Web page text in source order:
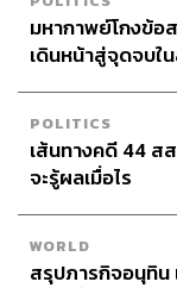
วันมูหะมัดนอร์ ก
รัฐบาลที่บังคับใช้
หน่วยงาน และรู้สึ
ในการดำเนินการ
เรากำลังเข้าสู่ยุ
เมื่อถามว่า มติสภ
ถึงความร่วมมือกับ
ร่วมพัฒนาในพื้นที่
หรือไม่ วันมูหะมัด
มหากาพย์โกงข้อ
เดินหน้าสู่จุดจบใ
POLITICS
เส้นทางคดี 44 ส
จะรู้ผลเมื่อไร
WORLD
สรุปภารกิจอนุทิน